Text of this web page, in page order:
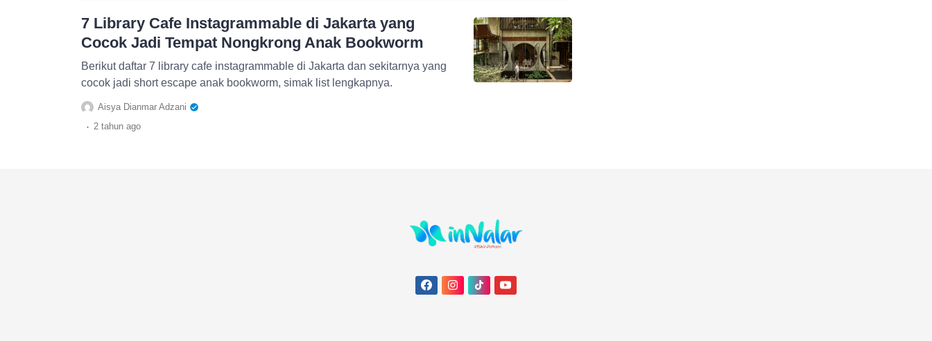
7 Library Cafe Instagrammable di Jakarta yang
Cocok Jadi Tempat Nongkrong Anak Bookworm
Berikut daftar 7 library cafe instagrammable di Jakarta dan sekitarnya yang
cocok jadi short escape anak bookworm, simak list lengkapnya.
Aisya Dianmar Adzani
. 2 tahun ago